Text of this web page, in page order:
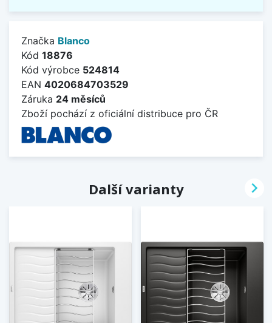
Značka Blanco
Kód 18876
Kód výrobce 524814
EAN 4020684703529
Záruka 24 měsíců
Zboží pochází z oficiální distribuce pro ČR
Další varianty 